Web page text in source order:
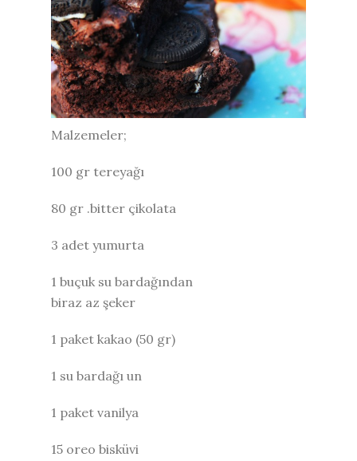
Malzemeler;
100 gr tereyağı
80 gr .bitter çikolata
3 adet yumurta
1 buçuk su bardağından
biraz az şeker
1 paket kakao (50 gr)
1 su bardağı un
1 paket vanilya
15 oreo bisküvi